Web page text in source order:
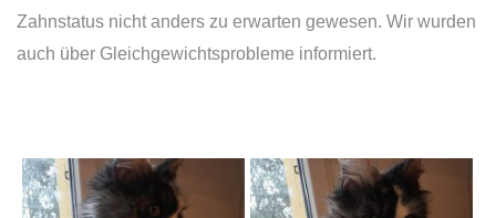
Zahnstatus nicht anders zu erwarten gewesen. Wir wurden
auch über Gleichgewichtsprobleme informiert.